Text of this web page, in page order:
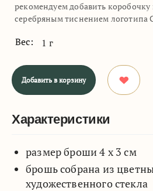
рекомендуем добавить
серебряным тиснением логотипа
Вес: 1 г
Добавить в корзину
Характеристики
размер броши 4 х 3 см
брошь собрана из
художественного стекла